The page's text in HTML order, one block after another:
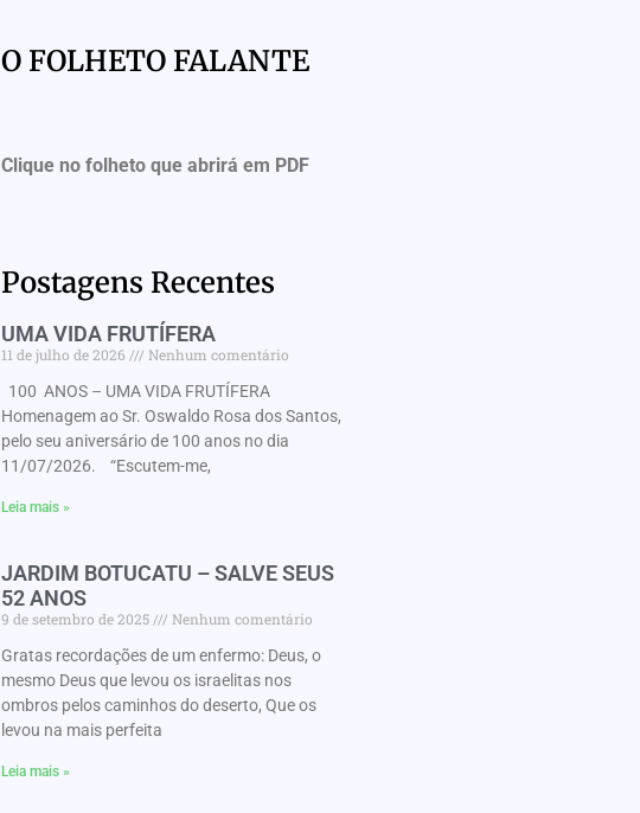
O FOLHETO FALANTE
Clique no folheto que abrirá em PDF
Postagens Recentes
UMA VIDA FRUTÍFERA
11 de julho de 2026
Nenhum comentário
100 ANOS – UMA VIDA FRUTÍFERA
Homenagem ao Sr. Oswaldo Rosa dos Santos,
pelo seu aniversário de 100 anos no dia
11/07/2026. “Escutem-me,
Leia mais »
JARDIM BOTUCATU – SALVE SEUS
52 ANOS
9 de setembro de 2025
Nenhum comentário
Gratas recordações de um enfermo: Deus, o
mesmo Deus que levou os israelitas nos
ombros pelos caminhos do deserto, Que os
levou na mais perfeita
Leia mais »